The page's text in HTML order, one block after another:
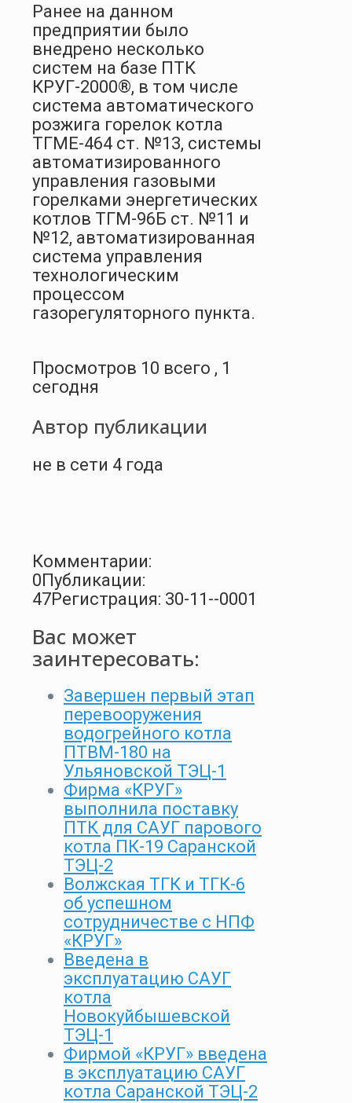
Ранее на данном
предприятии было
внедрено несколько
систем на базе ПТК
КРУГ-2000®, в том числе
система автоматического
розжига горелок котла
ТГМЕ-464 ст. №13, системы
автоматизированного
управления газовыми
горелками энергетических
котлов ТГМ-96Б ст. №11 и
№12, автоматизированная
система управления
технологическим
процессом
газорегуляторного пункта.
Просмотров 10 всего , 1
сегодня
Автор публикации
не в сети 4 года
Комментарии:
0Публикации:
47Регистрация: 30-11--0001
Вас может
заинтересовать:
Завершен первый этап
перевооружения
водогрейного котла
ПТВМ-180 на
Ульяновской ТЭЦ-1
Фирма «КРУГ»
выполнила поставку
ПТК для САУГ парового
котла ПК-19 Саранской
ТЭЦ-2
Волжская ТГК и ТГК-6
об успешном
сотрудничестве с НПФ
«КРУГ»
Введена в
эксплуатацию САУГ
котла
Новокуйбышевской
ТЭЦ-1
Фирмой «КРУГ» введена
в эксплуатацию САУГ
котла Саранской ТЭЦ-2